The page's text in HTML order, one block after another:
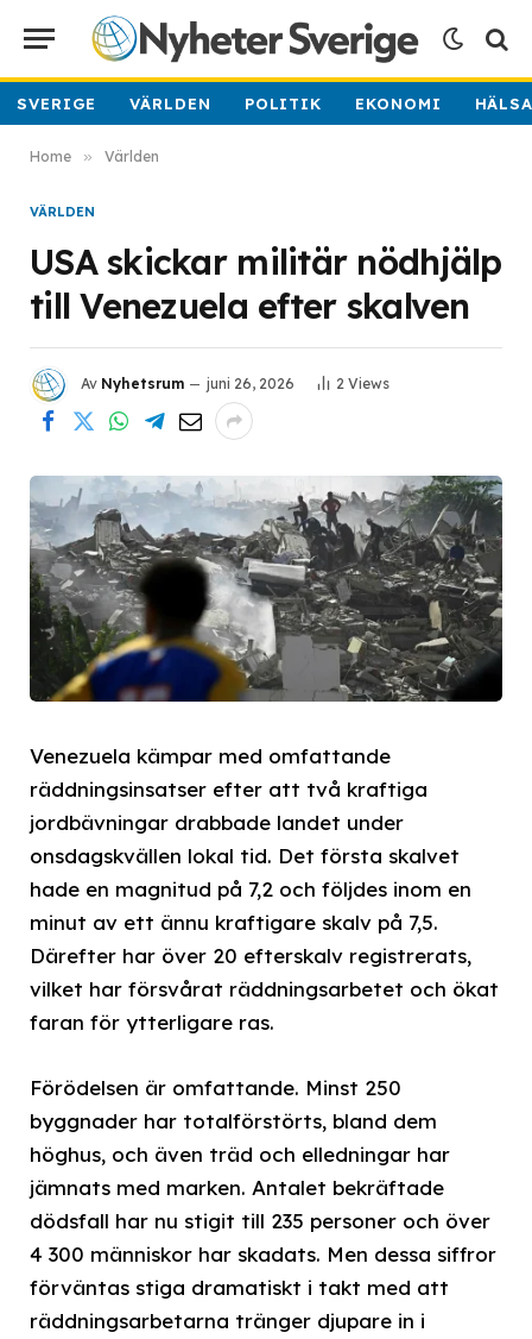
SVERIGE VÄRLDEN POLITIK EKONOMI
Home » Världen
VÄRLDEN
USA skickar militär nödhjälp
till Venezuela efter skalven
Av Nyhetsrum juni 26, 2026 2 Views
Venezuela kämpar med omfattande
räddningsinsatser efter att två kraftiga
jordbävningar drabbade landet under
onsdagskvällen lokal tid. Det första skalvet
hade en magnitud på 7,2 och följdes inom en
minut av ett ännu kraftigare skalv på 7,5.
Därefter har över 20 efterskalv registrerats,
vilket har försvårat räddningsarbetet och ökat
faran för ytterligare ras.
Förödelsen är omfattande. Minst 250
byggnader har totalförstörts, bland dem
höghus, och även träd och elledningar har
jämnats med marken. Antalet bekräftade
dödsfall har nu stigit till 235 personer och över
4 300 människor har skadats. Men dessa siffror
förväntas stiga dramatiskt i takt med att
räddningsarbetarna tränger djupare in i